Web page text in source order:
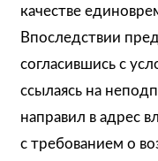
качестве
Впоследствии
согласившись с
ссылаясь на
направил в адрес
с требованием о